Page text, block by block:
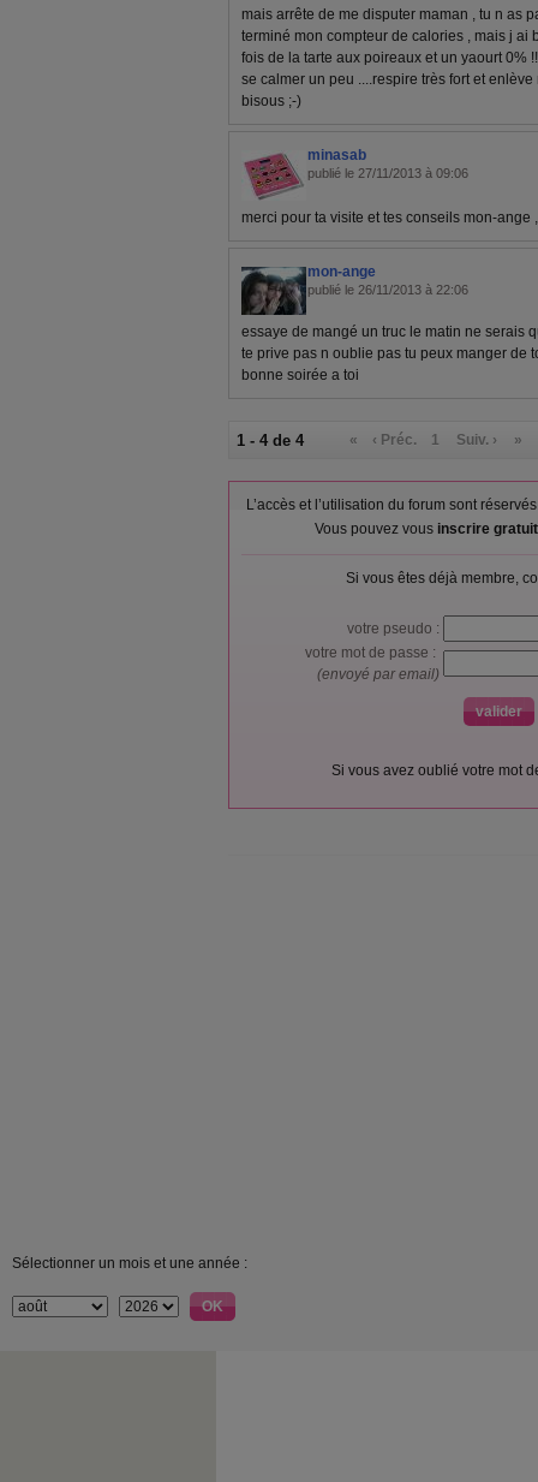
mais arrête de me disputer maman , tu n as
terminé mon compteur de calories , mais j ai
fois de la tarte aux poireaux et un yaourt 0%
se calmer un peu ....respire très fort et
bisous ;-)
minasab
publié le 27/11/2013 à 09:06
merci pour ta visite et tes conseils mon-ange
mon-ange
publié le 26/11/2013 à 22:06
essaye de mangé un truc le matin ne serais
te prive pas n oublie pas tu peux manger de
bonne soirée a toi
1 - 4 de 4 « ‹ Préc. 1 Suiv. › »
L’accès et l’utilisation du forum sont
Vous pouvez vous inscrire
Si vous êtes déjà membre,
votre pseudo :
votre mot de passe :
(envoyé par email)
Si vous avez oublié votre mot
Sélectionner un mois et une année :